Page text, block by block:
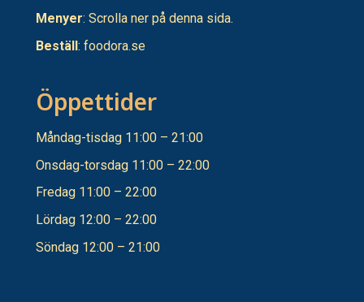
Menyer: Scrolla ner på denna sida.
Beställ:foodora.se
Öppettider
Måndag-tisdag 11:00 – 21:00
Onsdag-torsdag 11:00 – 22:00
Fredag 11:00 – 22:00
Lördag 12:00 – 22:00
Söndag 12:00 – 21:00